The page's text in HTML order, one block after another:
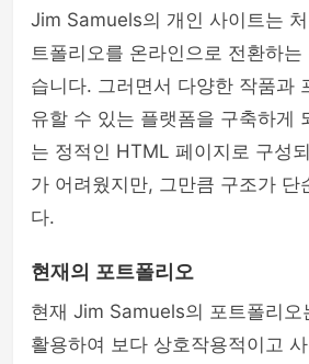
Jim Samuels의 개인 사이트는
트폴리오를 온라인으로 전환하는
습니다. 그러면서 다양한 작품과
유할 수 있는 플랫폼을 구축하게
는 정적인 HTML 페이지로 구성
가 어려웠지만, 그만큼 구조가 단
다.
현재의 포트폴리오
현재 Jim Samuels의 포트폴리오
활용하여 보다 상호작용적이고